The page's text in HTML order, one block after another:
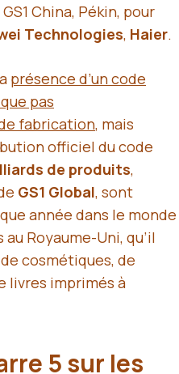
GS1 China, Pékin, pour
Technologies, Haier.
présence d’un code
pas
fabrication, mais
officiel du code
de produits,
GS1 Global, sont
année dans le monde
Royaume-Uni, qu’il
cosmétiques, de
livres imprimés à
5 sur les